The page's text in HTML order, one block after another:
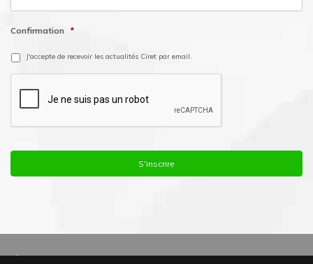
Confirmation *
J'accepte de recevoir les actualités Ciret par email.